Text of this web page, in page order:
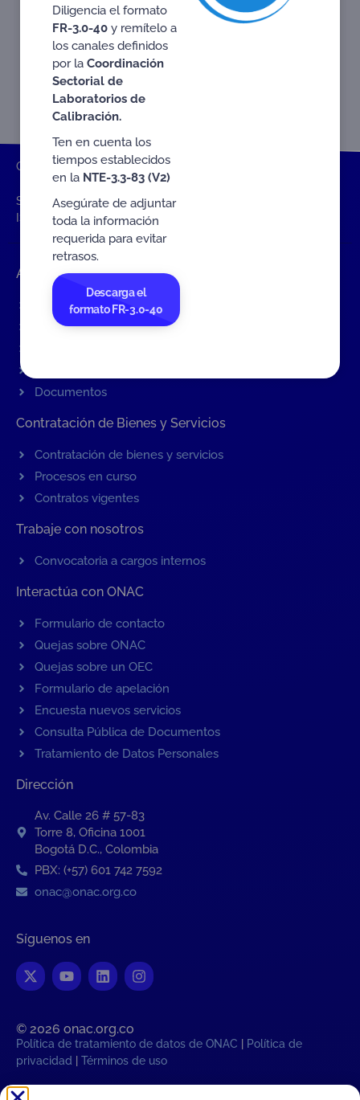
ONAC Inicio ONAC Publicaciones y brochures
SISTEMA DE GESTIÓN DE SEGURIDAD DE LA INFORMACIÓN
ISO/IEC 27001
Accesos rápidos
Eventos
Tarifas MIT
Documentos
Contratación de Bienes y Servicios
Contratación de bienes y servicios
Procesos en curso
Contratos vigentes
Trabaje con nosotros
Convocatoria a cargos internos
Interactúa con ONAC
Formulario de contacto
Quejas sobre ONAC
Quejas sobre un OEC
Formulario de apelación
Encuesta nuevos servicios
Consulta Pública de Documentos
Tratamiento de Datos Personales
Dirección
Av. Calle 26 # 57-83
Torre 8, Oficina 1001
Bogotá D.C., Colombia
PBX: (+57) 601 742 7592
onac@onac.org.co
Síguenos en
© 2026 onac.org.co​
Política de tratamiento de datos de ONAC | Política de
privacidad | Términos de uso
Diligencia el formato
FR-3.0-40y remítelo a
los canales definidos
por la Coordinación
Sectorial de
Laboratorios de
Calibración.
Ten en cuenta los
tiempos establecidos
en la NTE-3.3-83 (V2)
Asegúrate de adjuntar
toda la información
requerida para evitar
retrasos.
Descarga el
formato FR-3.0-40